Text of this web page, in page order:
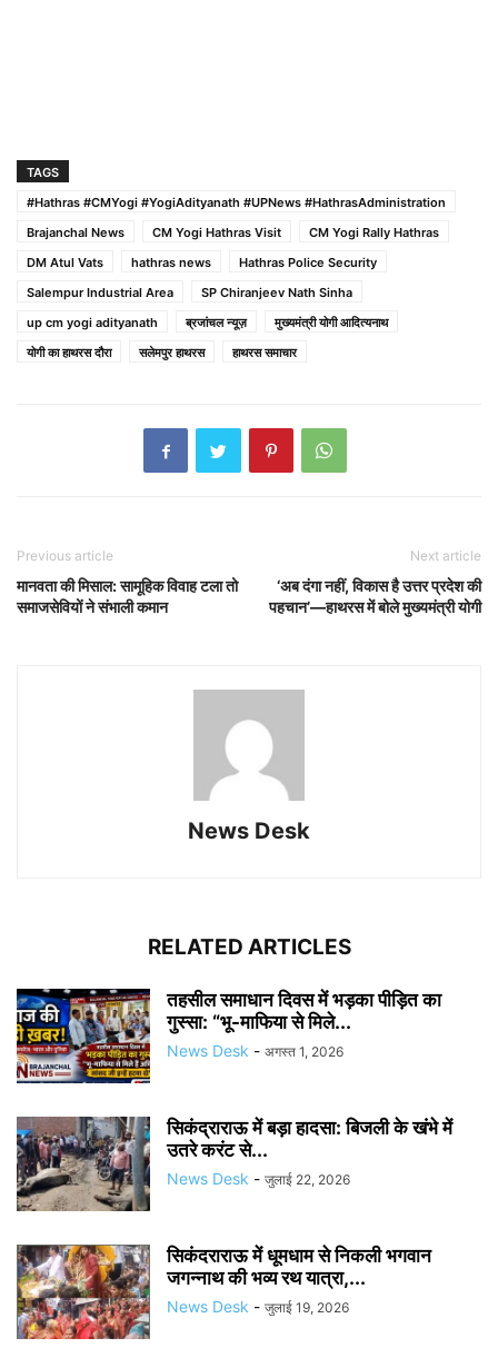
TAGS
#Hathras #CMYogi #YogiAdityanath #UPNews #HathrasAdministration
Brajanchal News
CM Yogi Hathras Visit
CM Yogi Rally Hathras
DM Atul Vats
hathras news
Hathras Police Security
Salempur Industrial Area
SP Chiranjeev Nath Sinha
up cm yogi adityanath
ब्रजांचल न्यूज़
मुख्यमंत्री योगी आदित्यनाथ
योगी का हाथरस दौरा
सलेमपुर हाथरस हाथरस समाचार
Previous article
मानवता की मिसाल: सामूहिक विवाह टला तो
समाजसेवियों ने संभाली कमान
Next article
‘अब दंगा नहीं, विकास है उत्तर प्रदेश की
पहचान’—हाथरस में बोले मुख्यमंत्री योगी
News Desk
RELATED ARTICLES
तहसील समाधान दिवस में भड़का पीड़ित का
गुस्सा: “भू-माफिया से मिले...
News Desk - अगस्त 1, 2026
सिकंद्राराऊ में बड़ा हादसा: बिजली के खंभे में
उतरे करंट से...
News Desk - जुलाई 22, 2026
सिकंदराराऊ में धूमधाम से निकली भगवान
जगन्नाथ की भव्य रथ यात्रा,...
News Desk - जुलाई 19, 2026